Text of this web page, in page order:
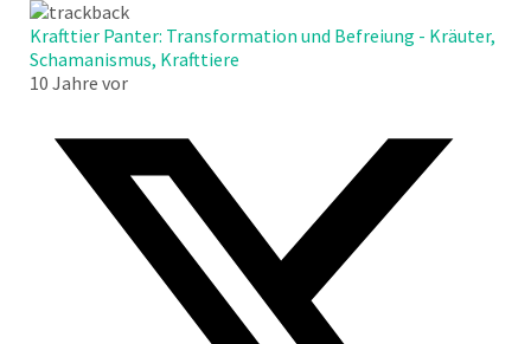
Krafttier Panter: Transformation und Befreiung - Kräuter,
Schamanismus, Krafttiere
10 Jahre vor